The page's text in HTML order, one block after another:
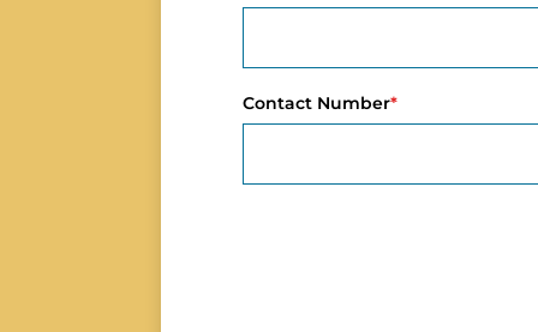
Contact Number*